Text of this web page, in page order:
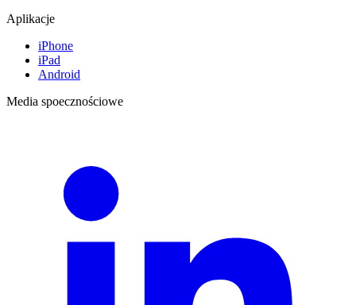
Aplikacje
iPhone
iPad
Android
Media spoecznościowe